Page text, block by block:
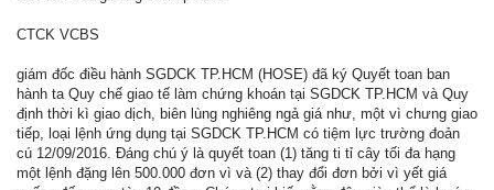
CTCK VCBS
giám đốc điều hành SGDCK TP.HCM (HOSE) đã ký Quyết toan ban
hành ta Quy chế giao tế làm chứng khoán tại SGDCK TP.HCM và Quy
định thời kì giao dịch, biên lùng nghiêng ngả giá như, một vì chưng giao
tiếp, loại lệnh ứng dụng tại SGDCK TP.HCM có tiệm lực trường đoản
cú 12/09/2016. Đáng chú ý là quyết toan (1) tăng ti tỉ cây tối đa hạng
một lệnh đặng lên 500.000 đơn vì và (2) thay đổi đơn bởi vì yết giá